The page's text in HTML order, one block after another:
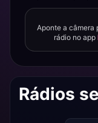
Aponte a câmera
rádio no app
Rádios